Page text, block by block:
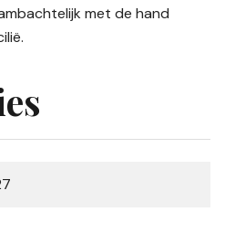
met de hand